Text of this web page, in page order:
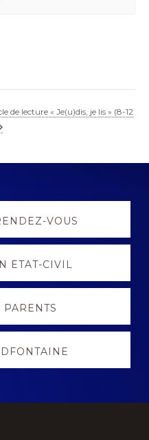
de lecture « Je(u)dis, je lis » (8-12
VOUS
ETAT-CIVIL